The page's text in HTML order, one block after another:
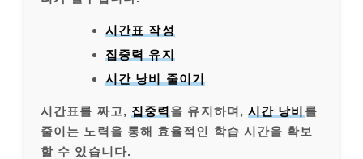
시간표 작성
집중력 유지
시간 낭비 줄이기
시간표를 짜고, 집중력 을 유지하며,시간 낭비 를
줄이는 노력을 통해 효율적인 학습 시간을 확보
할 수 있습니다.